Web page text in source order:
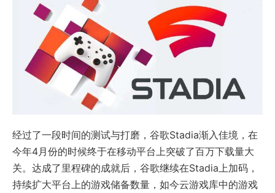
经过了一段时间的测试与打磨，谷歌Stadia渐入佳境，在
今年4月份的时候终于在移动平台上突破了百万下载量大
关。达成了里程碑的成就后，谷歌继续在Stadia上加码，
持续扩大平台上的游戏储备数量，如今云游戏库中的游戏